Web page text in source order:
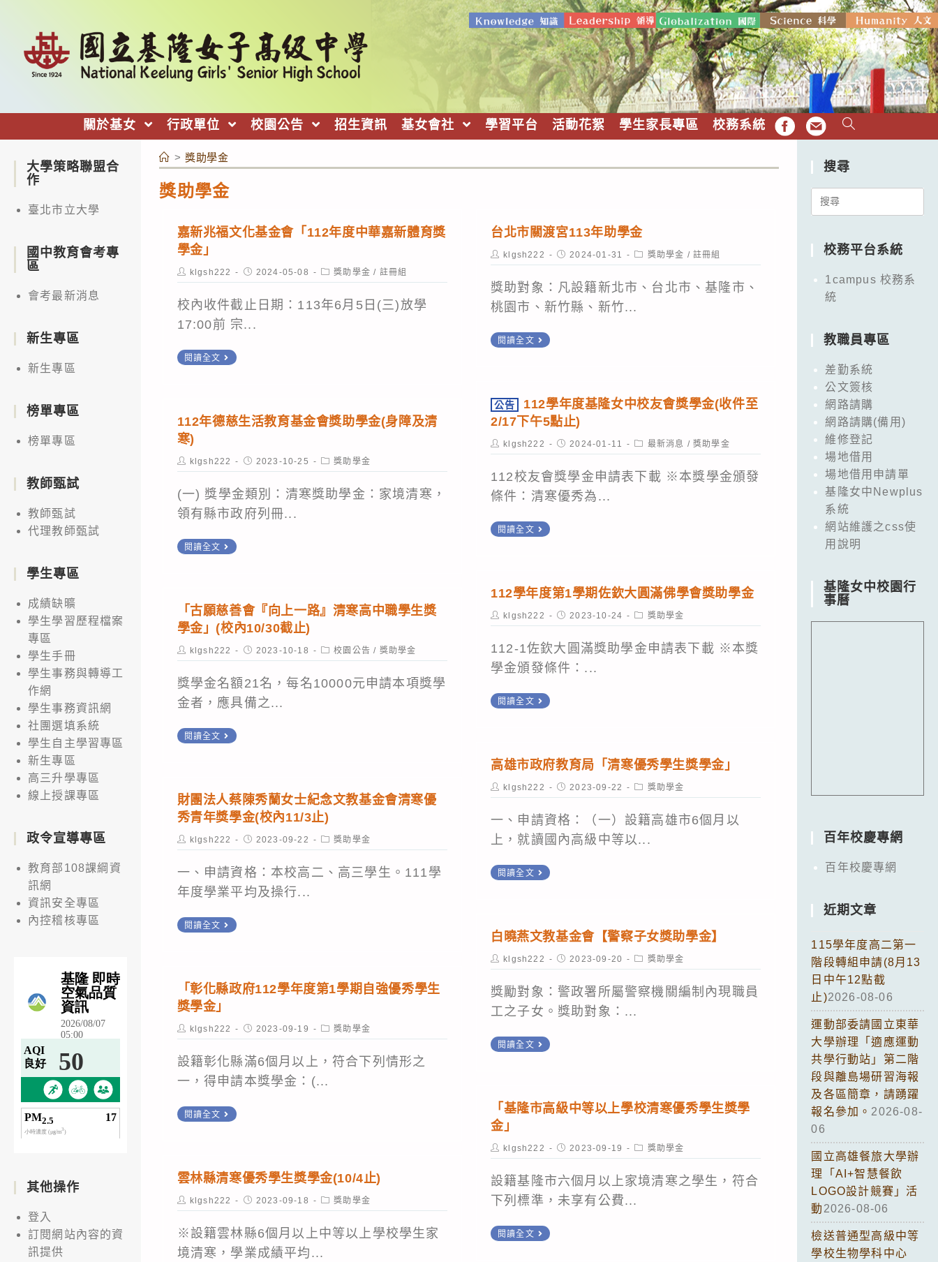
關於基女 行政單位 校園公告 招生資訊 基女會社 學習平台 活動花絮 學生家長專區 校務系統 FB EMAIL
獎助學金
> 獎助學金
嘉新兆福文化基金會「112年度中華嘉新體育獎
學金」
Post
author:
klgsh222
Post
published:
2024-05-08
Post
category:
獎助學金 / 註冊組
校內收件截止日期：113年6月5日(三)放學
17:00前 宗...
閱讀全文
嘉
福
基
金
會
年
華
嘉
新
育
獎
金」
台北市關渡宮113年助學金
Post
author:
klgsh222
Post
published:
2024-01-31
Post
category:
獎助學金 / 註冊組
獎助對象：凡設籍新北市、台北市、基隆市、
桃園市、新竹縣、新竹...
閱讀全文
台
關
渡
113
年
助
金
公告
112學年度基隆女中校友會獎學金(收件至
2/17下午5點止)
Post
author:
klgsh222
Post
published:
2024-01-11
Post
category:
最新消息 / 獎助學金
112校友會獎學金申請表下載 ※本獎學金頒發
條件：清寒優秀為...
閱讀全文
學
度
基
隆
中
會
獎
學
金
(收
至
午
5
止)
112年德慈生活教育基金會獎助學金(身障及清
寒)
Post
author:
klgsh222
Post
published:
2023-10-25
Post
category:
獎助學金
(一) 獎學金類別：清寒獎助學金：家境清寒，
領有縣市政府列冊...
閱讀全文
112
慈
生
教
育
基
會
學
金
(身
及
清
112學年度第1學期佐欽大圓滿佛學會獎助學金
Post
author:
klgsh222
Post
published:
2023-10-24
Post
category:
獎助學金
112-1佐欽大圓滿獎助學金申請表下載 ※本獎
學金頒發條件：...
閱讀全文
112
度
1
學
期
欽
滿
佛
學
會
獎
學
「古願慈善會『向上一路』清寒高中職學生獎
學金」(校內10/30截止)
Post
author:
klgsh222
Post
published:
2023-10-18
Post
category:
校園公告 / 獎助學金
獎學金名額21名，每名10000元申請本項獎學
金者，應具備之...
閱讀全文
「古
善
會
上
一
路』
寒
職
生
學
金」
內
止)
高雄市政府教育局「清寒優秀學生獎學金」
Post
author:
klgsh222
Post
published:
2023-09-22
Post
category:
獎助學金
一、申請資格：（一）設籍高雄市6個月以
上，就讀國內高級中等以...
閱讀全文
高
政
教
育
局
寒
學
獎
學
金」
財團法人蔡陳秀蘭女士紀念文教基金會清寒優
秀青年獎學金(校內11/3止)
Post
author:
klgsh222
Post
published:
2023-09-22
Post
category:
獎助學金
一、申請資格：本校高二、高三學生。111學
年度學業平均及操行...
閱讀全文
財
人
秀
蘭
女
紀
教
基
金
會
清
白曉燕文教基金會【警察子女獎助學金】
Post
author:
klgsh222
Post
published:
2023-09-20
Post
category:
獎助學金
獎勵對象：警政署所屬警察機關編制內現職員
工之子女。獎助對象：...
閱讀全文
白
文
金
會
【警
子
「彰化縣政府112學年度第1學期自強優秀學生
獎學金」
Post
author:
klgsh222
Post
published:
2023-09-19
Post
category:
獎助學金
設籍彰化縣滿6個月以上，符合下列情形之
一，得申請本獎學金：(...
閱讀全文
「彰
政
112
學
年
「基隆市高級中等以上學校清寒優秀學生獎學
金」
Post
author:
klgsh222
Post
published:
2023-09-19
Post
category:
獎助學金
設籍基隆市六個月以上家境清寒之學生，符合
下列標準，未享有公費...
閱讀全文
「基
雲林縣清寒優秀學生獎學金(10/4止)
Post
author:
klgsh222
Post
published:
2023-09-18
Post
category:
獎助學金
※設籍雲林縣6個月以上中等以上學校學生家
境清寒，學業成績平均...
大學策略聯盟合
作
臺北市立大學
國中教育會考專
區
會考最新消息
新生專區
新生專區
榜單專區
榜單專區
教師甄試
教師甄試
代理教師甄試
學生專區
成績缺曠
學生學習歷程檔案
專區
學生手冊
學生事務與轉導工
作網
學生事務資訊網
社團選填系統
學生自主學習專區
新生專區
高三升學專區
線上授課專區
政令宣導專區
教育部108課綱資
訊網
資訊安全專區
內控稽核專區
其他操作
登入
訂閱網站內容的資
訊提供
搜尋
Search
校務平台系統
1campus 校務系
統
教職員專區
差勤系統
公文簽核
網路請購
網路請購(備用)
維修登記
場地借用
場地借用申請單
基隆女中Newplus
系統
網站維護之css使
用說明
基隆女中校園行
事曆
百年校慶專網
百年校慶專網
近期文章
115學年度高二第一
階段轉組申請(8月13
日中午12點截
止)2026-08-06
運動部委請國立東華
大學辦理「適應運動
共學行動站」第二階
段與離島場研習海報
及各區簡章，請踴躍
報名參加。 2026-08-
06
國立高雄餐旅大學辦
理「AI+智慧餐飲
LOGO設計競賽」活
動 2026-08-06
檢送普通型高級中等
學校生物學科中心